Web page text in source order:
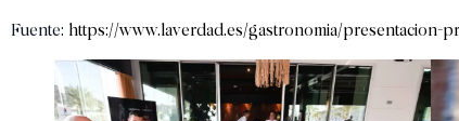
Fuente: https://www.laverdad.es/gastronomia/presentacion-